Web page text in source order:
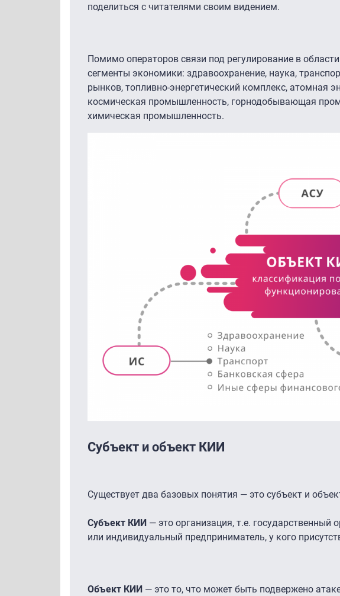
поделиться с читателями своим видением.
Помимо операторов связи под регулирование в
сегменты экономики: здравоохранение, наука,
рынков, топливно-энергетический комплекс, атомная
космическая промышленность, горнодобывающая
химическая промышленность.
Субъект и объект КИИ
Существует два базовых понятия — это субъект и
Субъект КИИ — это организация, т.е. государственный
или индивидуальный предприниматель, у кого
Объект КИИ — это то, что может быть подвержено